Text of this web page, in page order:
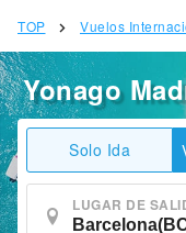
TOP Vuelos
Yonago
Solo Ida
LUGAR DE